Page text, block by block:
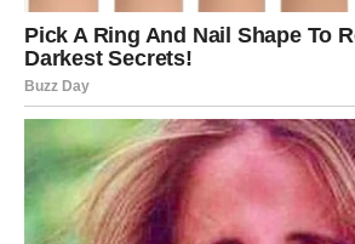
Obratite pažnju na:
iznenadnu poruku ili poziv
ideju koja vam donosi inspiraciju
osobu koja vas gleda drugačijim očima